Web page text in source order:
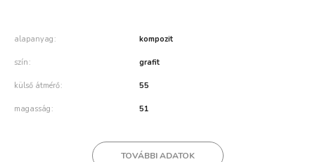
alapanyag kompozit
szín grafit
külső átmérő 55
magasság 51
TOVÁBBI ADATOK